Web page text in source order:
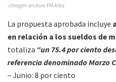
»Imagen archivo FM Alba
La propuesta aprobada incluye
en relación a los sueldos de
totaliza “un 75.4 por ciento
referencia denominado Marzo
– Junio: 8 por ciento